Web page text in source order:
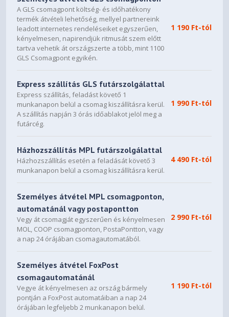
A GLS csomagpont költség- és időhatékony
termék átvételi lehetőség, mellyel partnereink
leadott internetes rendeléseiket egyszerűen,
kényelmesen, napirendjük ritmusát szem előtt
tartva vehetik át országszerte a több, mint 1100
GLS Csomagpont egyikén.
1 190 Ft-tól
Express szállítás GLS futárszolgálattal
Express szállítás, feladást követő 1
munkanapon belül a csomag kiszállításra kerül.
A szállítás napján 3 órás időablakot jelöl meg a
futárcég.
1 990 Ft-tól
Házhozszállítás MPL futárszolgálattal
Házhozszállítás esetén a feladását követő 3
munkanapon belül a csomag kiszállításra kerül.
4 490 Ft-tól
Személyes átvétel MPL csomagponton,
automatánál vagy postapontton
Vegy át csomagját egyszerűen és kényelmesen
MOL, COOP csomagponton, PostaPontton, vagy
a nap 24 órájában csomagautomatából.
2 990 Ft-tól
Személyes átvétel FoxPost
csomagautomatánál
Vegye át kényelmesen az ország bármely
pontján a FoxPost automatáiban a nap 24
órájában legfeljebb 2 munkanapon belül.
1 190 Ft-tól